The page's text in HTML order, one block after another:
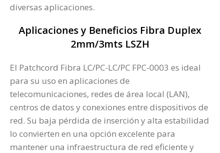
diversas aplicaciones​.
Aplicaciones y Beneficios Fibra Duplex
2mm/3mts LSZH
El Patchcord Fibra LC/PC-LC/PC FPC-0003 es ideal
para su uso en aplicaciones de
telecomunicaciones, redes de área local (LAN),
centros de datos y conexiones entre dispositivos de
red. Su baja pérdida de inserción y alta estabilidad
lo convierten en una opción excelente para
mantener una infraestructura de red eficiente y